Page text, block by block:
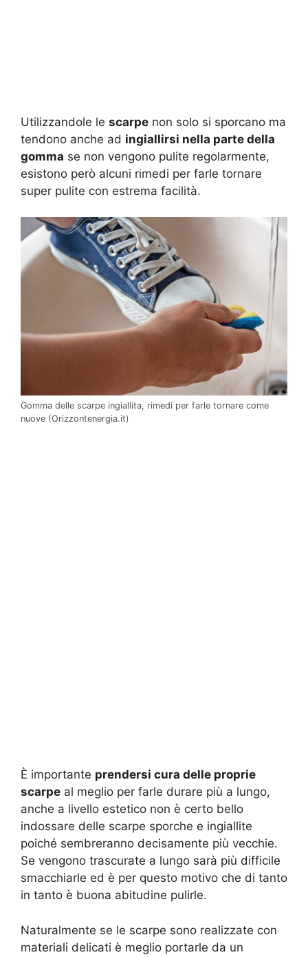
Utilizzandole le scarpe non solo si sporcano ma
tendono anche ad ingiallirsi nella parte della
gomma se non vengono pulite regolarmente,
esistono però alcuni rimedi per farle tornare
super pulite con estrema facilità.
Gomma delle scarpe ingiallita, rimedi per farle tornare come
nuove (Orizzontenergia.it)
È importante prendersi cura delle proprie
scarpe al meglio per farle durare più a lungo,
anche a livello estetico non è certo bello
indossare delle scarpe sporche e ingiallite
poiché sembreranno decisamente più vecchie.
Se vengono trascurate a lungo sarà più difficile
smacchiarle ed è per questo motivo che di tanto
in tanto è buona abitudine pulirle.
Naturalmente se le scarpe sono realizzate con
materiali delicati è meglio portarle da un